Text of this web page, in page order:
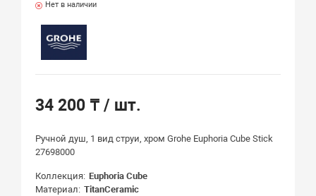
Нет в наличии
34 200 ₸/ шт.
Ручной душ, 1 вид струи, хром Grohe Euphoria Cube Stick
27698000
Коллекция Euphoria Cube
Материал
TitanCeramic